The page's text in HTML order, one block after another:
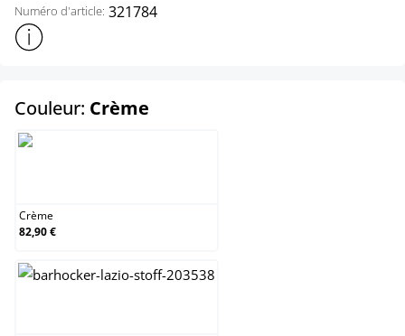
Numéro d'article: 321784
Afficher plus d'informations sur le produit
Couleur: Crème
Crème
82,90 €